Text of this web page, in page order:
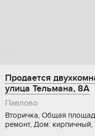
Продается
улица Тельмана, 8А
Павлово
Вторичка, Общая
ремонт, Дом: кирпичный,